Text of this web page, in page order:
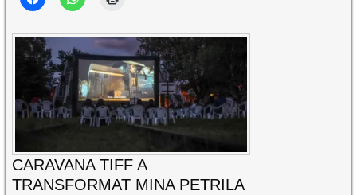
CARAVANA TIFF A
TRANSFORMAT MINA PETRILA